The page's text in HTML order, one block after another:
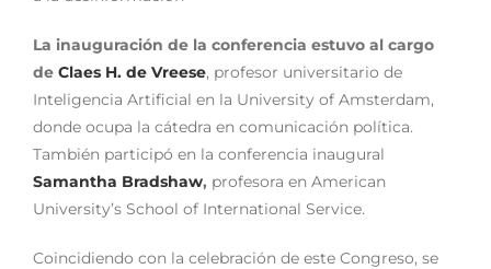
La inauguración de la conferencia estuvo al cargo
de Claes H. de Vreese, profesor universitario de
Inteligencia Artificial en la University of Amsterdam,
donde ocupa la cátedra en comunicación política.
También participó en la conferencia inaugural
Samantha Bradshaw, profesora en American
University’s School of International Service.
Coincidiendo con la celebración de este Congreso, se